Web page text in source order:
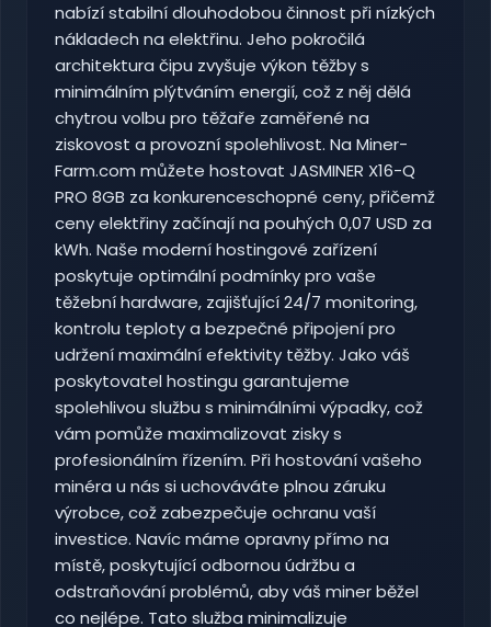
nabízí stabilní dlouhodobou činnost při nízkých
nákladech na elektřinu. Jeho pokročilá
architektura čipu zvyšuje výkon těžby s
minimálním plýtváním energií, což z něj dělá
chytrou volbu pro těžaře zaměřené na
ziskovost a provozní spolehlivost. Na Miner-
Farm.com můžete hostovat JASMINER X16-Q
PRO 8GB za konkurenceschopné ceny, přičemž
ceny elektřiny začínají na pouhých 0,07 USD za
kWh. Naše moderní hostingové zařízení
poskytuje optimální podmínky pro vaše
těžební hardware, zajišťující 24/7 monitoring,
kontrolu teploty a bezpečné připojení pro
udržení maximální efektivity těžby. Jako váš
poskytovatel hostingu garantujeme
spolehlivou službu s minimálními výpadky, což
vám pomůže maximalizovat zisky s
profesionálním řízením. Při hostování vašeho
minéra u nás si uchováváte plnou záruku
výrobce, což zabezpečuje ochranu vaší
investice. Navíc máme opravny přímo na
místě, poskytující odbornou údržbu a
odstraňování problémů, aby váš miner běžel
co nejlépe. Tato služba minimalizuje